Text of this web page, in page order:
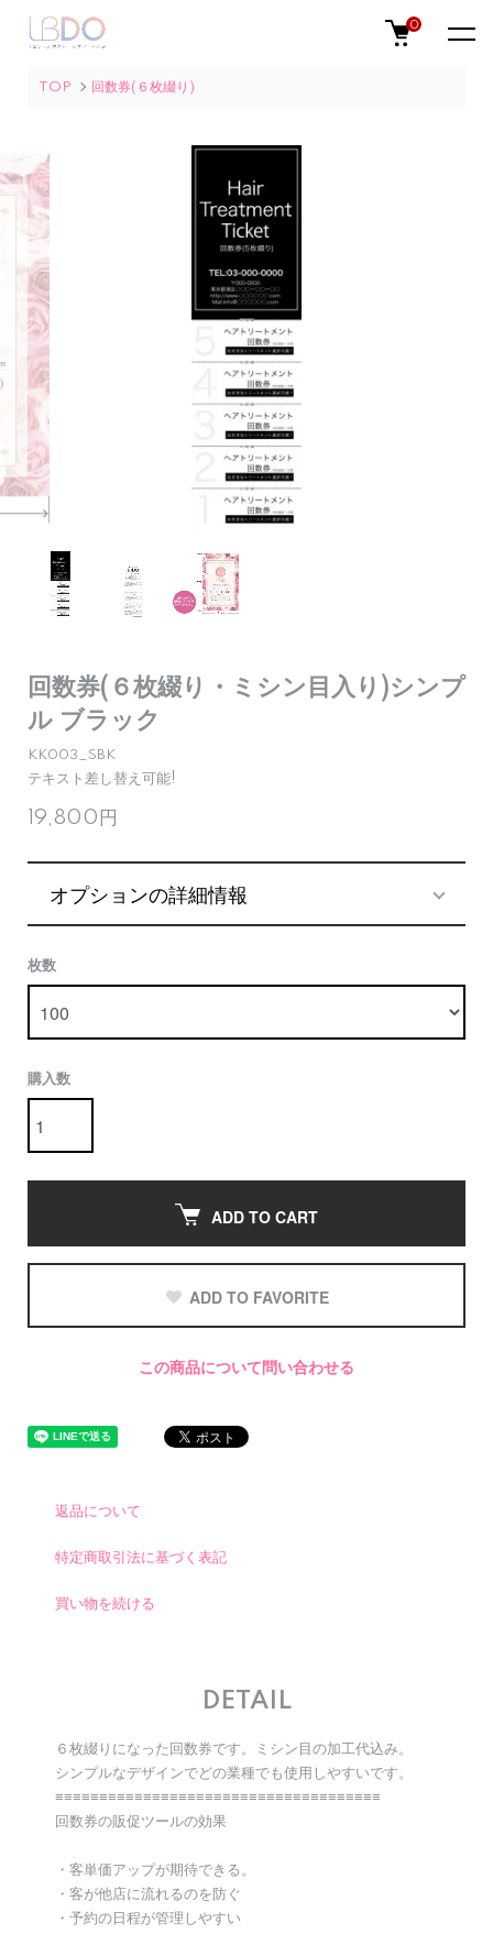
0
TOP 回数券(６枚綴り)
回数券(６枚綴り・ミシン目入り)シンプ
ル ブラック
KK003_SBK
テキスト差し替え可能!
19,800円
オプションの詳細情報
枚数
購入数
ADD TO CART
ADD TO FAVORITE
この商品について問い合わせる
返品について
特定商取引法に基づく表記
買い物を続ける
DETAIL
６枚綴りになった回数券です。ミシン目の加工代込み。
シンプルなデザインでどの業種でも使用しやすいです。
≡≡≡≡≡≡≡≡≡≡≡≡≡≡≡≡≡≡≡≡≡≡≡≡≡≡≡≡≡≡≡≡≡≡≡≡≡
回数券の販促ツールの効果
・客単価アップが期待できる。
・客が他店に流れるのを防ぐ
・予約の日程が管理しやすい